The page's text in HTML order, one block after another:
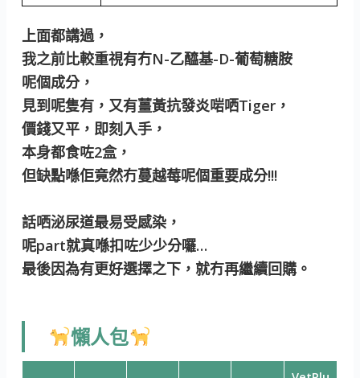
上面都講過，
我之前比較重視有冇N-乙醯基-D-葡萄糖胺
呢個成分，
見到呢隻有，又有薑黃抗發炎啱哂Tiger，
價錢又平，即刻入手，
本身都食咗2盒，
但缺點喺佢竟然冇蔓越莓呢個重要成分!!!
話哂泌尿道最易受感染，
呢part就真喺扣咗少少分囉…
最後因為有更好選擇之下，就冇再繼續回購。
懶人包